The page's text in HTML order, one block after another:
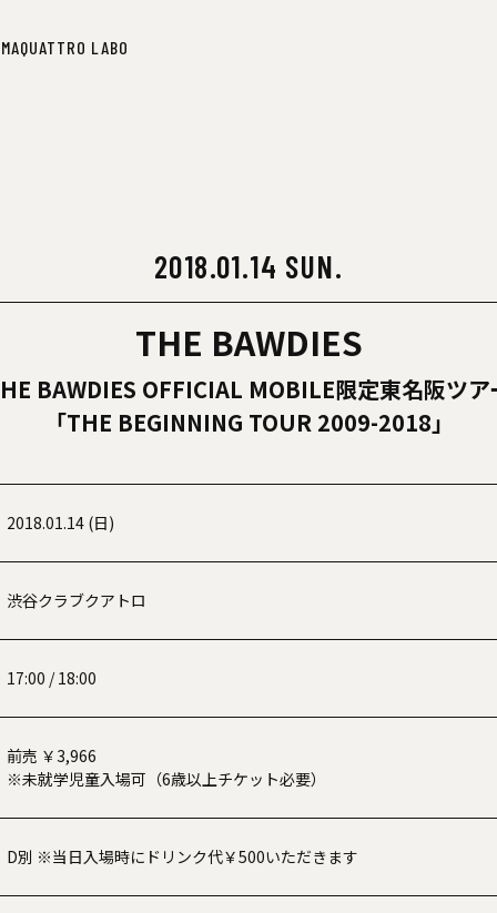
QUATTRO LABO
2018.01.14 SUN.
THE BAWDIES
BAWDIES OFFICIAL MOBILE限定東名阪ツア
「THE BEGINNING TOUR 2009-2018」
2018.01.14 (日)
渋谷クラブクアトロ
17:00 / 18:00
前売 ￥3,966
※未就学児童入場可（6歳以上チケット必要）
D別 ※当日入場時にドリンク代￥500いただきます